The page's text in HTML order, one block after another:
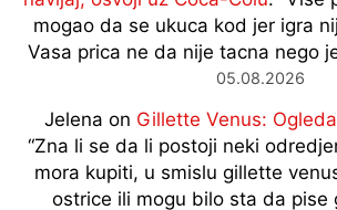
mogao da se ukuca kod jer igra
Vasa prica ne da nije tacna nego
05.08.2026
Jelena on Gillette Venus:
“Zna li se da li postoji neki
mora kupiti, u smislu gillette
ostrice ili mogu bilo sta da pise